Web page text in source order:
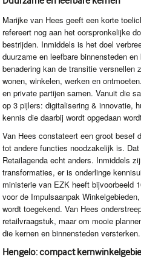
Marijke van Hees geeft een korte
refereert nog aan het oorspronkelijke
bestrijden. Inmiddels is het doel
duurzame en leefbare binnensteden
benadering kan de transitie
wonen, winkelen, werken en
en private partijen samen. Vanuit die
op 3 pijlers: digitalisering & innovatie,
kennis die daarbij wordt opgedaan
Van Hees constateert een groot besef
tot andere functies noodzakelijk is.
Retailagenda echt anders. Inmiddels
transformaties, er is onderlinge
ministerie van EZK heeft bijvoorbeeld
voor de Impulsaanpak
wordt toegekend. Van Hees
retailvraagstuk, maar om mooie
die kernen en binnensteden versterken.
Hengelo: compact